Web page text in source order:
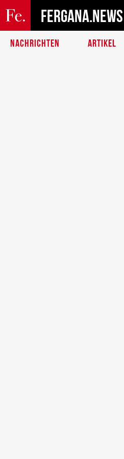
FERGANA.NEWS
NACHRICHTEN ARTIKEL